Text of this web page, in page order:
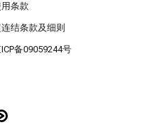
条款
连结条款及细则
备09059244号